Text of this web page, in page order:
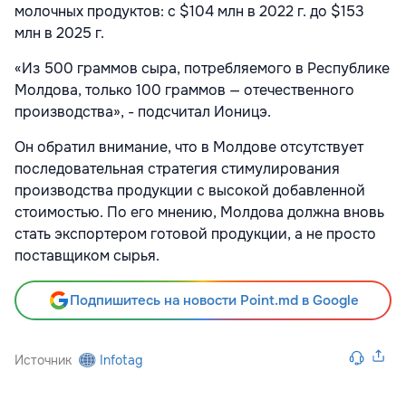
молочных продуктов: с $104 млн в 2022 г. до $153
млн в 2025 г.
«Из 500 граммов сыра, потребляемого в Республике
Молдова, только 100 граммов — отечественного
производства», - подсчитал Ионицэ.
Он обратил внимание, что в Молдове отсутствует
последовательная стратегия стимулирования
производства продукции с высокой добавленной
стоимостью. По его мнению, Молдова должна вновь
стать экспортером готовой продукции, а не просто
поставщиком сырья.
Подпишитесь на новости Point.md в Google
Источник Infotag